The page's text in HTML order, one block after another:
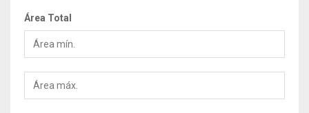
Área Total
Área
min.
Área
máx.